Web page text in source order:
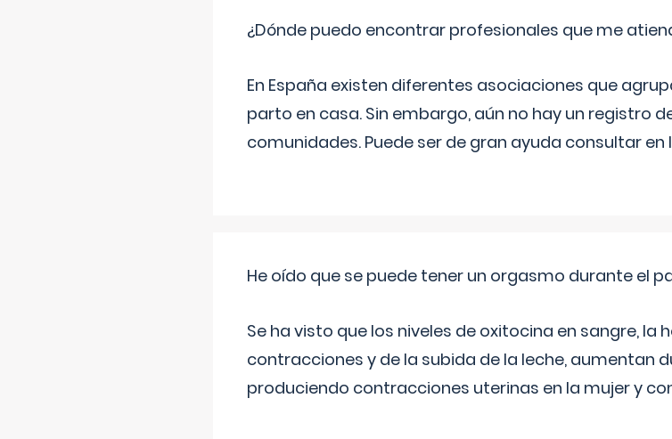
¿Dónde puedo encontrar profesionales que me
En España existen diferentes asociaciones que
parto en casa. Sin embargo, aún no hay un registro
comunidades. Puede ser de gran ayuda consultar
He oído que se puede tener un orgasmo durante el
Se ha visto que los niveles de oxitocina en sangre, la
contracciones y de la subida de la leche, aumentan
produciendo contracciones uterinas en la mujer y